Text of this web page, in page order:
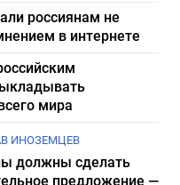
россиянам не
в интернете
мира
ИНОЗЕМЦЕВ
должны сделать
предложение —